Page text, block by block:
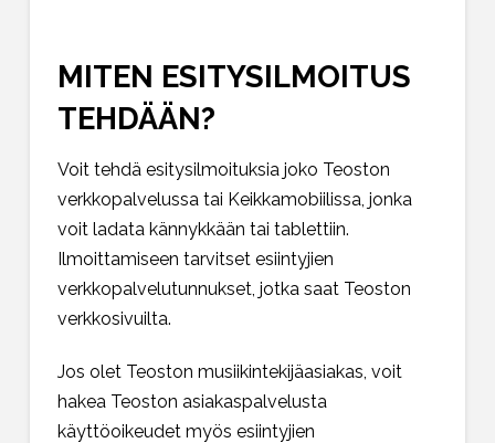
MITEN ESITYSILMOITUS
TEHDÄÄN?
Voit tehdä esitysilmoituksia joko Teoston
verkkopalvelussa tai Keikkamobiilissa, jonka
voit ladata kännykkään tai tablettiin.
Ilmoittamiseen tarvitset esiintyjien
verkkopalvelutunnukset, jotka saat Teoston
verkkosivuilta.
Jos olet Teoston musiikintekijäasiakas, voit
hakea Teoston asiakaspalvelusta
käyttöoikeudet myös esiintyjien